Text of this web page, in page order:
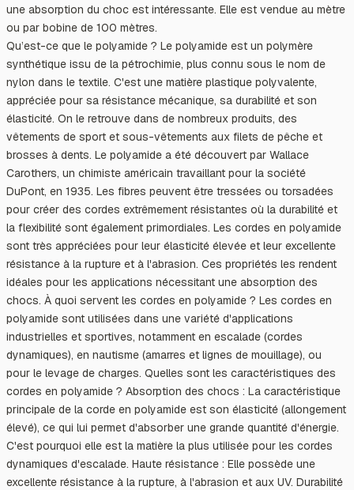
une absorption du choc est intéressante. Elle est vendue au mètre
ou par bobine de 100 mètres.
Qu’est-ce que le polyamide ? Le polyamide est un polymère
synthétique issu de la pétrochimie, plus connu sous le nom de
nylon dans le textile. C'est une matière plastique polyvalente,
appréciée pour sa résistance mécanique, sa durabilité et son
élasticité. On le retrouve dans de nombreux produits, des
vêtements de sport et sous-vêtements aux filets de pêche et
brosses à dents. Le polyamide a été découvert par Wallace
Carothers, un chimiste américain travaillant pour la société
DuPont, en 1935. Les fibres peuvent être tressées ou torsadées
pour créer des cordes extrêmement résistantes où la durabilité et
la flexibilité sont également primordiales. Les cordes en polyamide
sont très appréciées pour leur élasticité élevée et leur excellente
résistance à la rupture et à l'abrasion. Ces propriétés les rendent
idéales pour les applications nécessitant une absorption des
chocs. À quoi servent les cordes en polyamide ? Les cordes en
polyamide sont utilisées dans une variété d'applications
industrielles et sportives, notamment en escalade (cordes
dynamiques), en nautisme (amarres et lignes de mouillage), ou
pour le levage de charges. Quelles sont les caractéristiques des
cordes en polyamide ? Absorption des chocs : La caractéristique
principale de la corde en polyamide est son élasticité (allongement
élevé), ce qui lui permet d'absorber une grande quantité d'énergie.
C'est pourquoi elle est la matière la plus utilisée pour les cordes
dynamiques d'escalade. Haute résistance : Elle possède une
excellente résistance à la rupture, à l'abrasion et aux UV. Durabilité